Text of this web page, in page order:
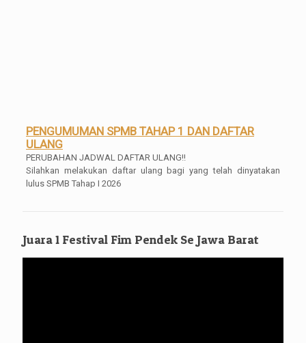
PENGUMUMAN SPMB TAHAP 1 DAN DAFTAR
ULANG
PERUBAHAN JADWAL DAFTAR ULANG!!
Silahkan melakukan daftar ulang bagi yang telah dinyatakan
lulus SPMB Tahap I 2026
Mei 2026 Pukul 16.00 WIB
Juara 1 Festival Fim Pendek Se Jawa Barat